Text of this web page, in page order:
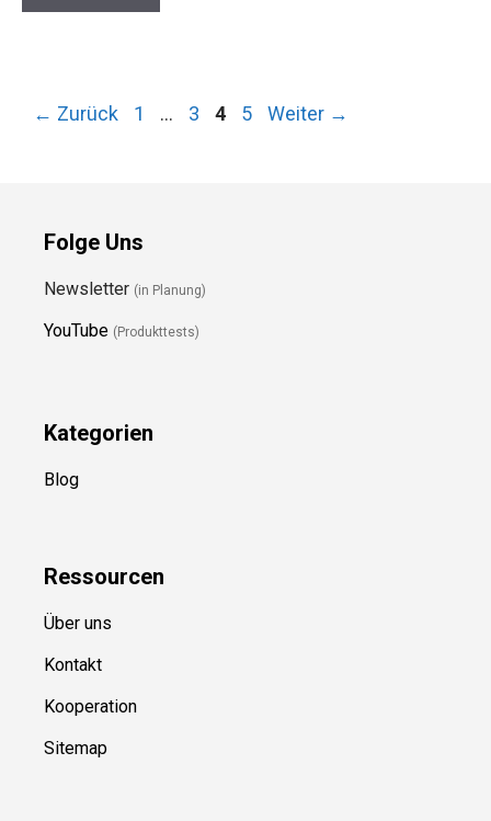
← Zurück Seite
1 … Seite
3 Seite
4 Seite
5 Weiter →
Folge Uns
Newsletter (in Planung)
YouTube (Produkttests)
Kategorien
Blog
Ressourcen
Über uns
Kontakt
Kooperation
Sitemap